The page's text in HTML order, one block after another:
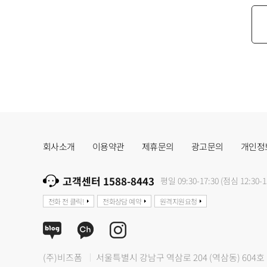
회사소개 이용약관 제휴문의 광고문의 개인
고객센터 1588-8443 평일 09:30-17:30 (점심 12:30-
전화 전 클릭! 전화상담 예약 원격지원요청
(주)비즈폼 서울특별시 강남구 역삼로 204 (역삼동) 604호